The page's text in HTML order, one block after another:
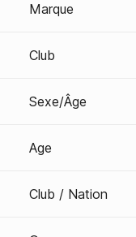
Marque
Club
Sexe/Âge
Age
Club / Nation